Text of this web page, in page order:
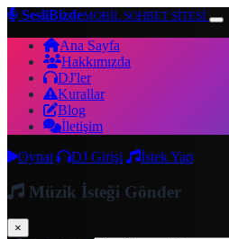
SesliBizdeMOBİL SOHBET SİTESİ
Ana Sayfa
Hakkımızda
DJ'ler
Kurallar
Blog
İletişim
Oynat
DJ Girişi İstek Yap
Müzik İsteği Gönder
×